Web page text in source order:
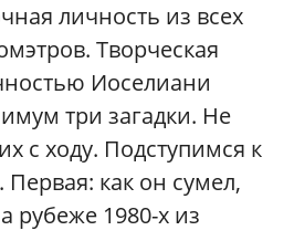
личность из всех
Творческая
Иоселиани
три загадки. Не
с ходу. Подступимся к
как он сумел,
рубеже 1980-х из